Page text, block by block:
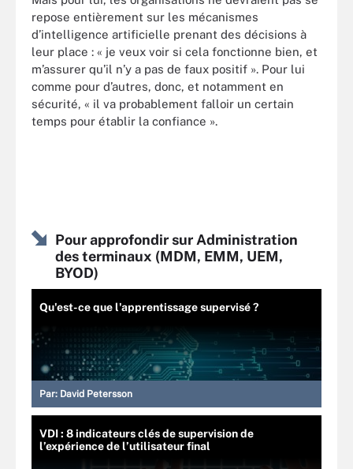
repose entièrement sur les mécanismes
d’intelligence artificielle prenant des décisions à
leur place : « je veux voir si cela fonctionne bien, et
m’assurer qu’il n’y a pas de faux positif ». Pour lui
comme pour d’autres, donc, et notamment en
sécurité, « il va probablement falloir un certain
temps pour établir la confiance ».
Pour approfondir sur Administration
des terminaux (MDM, EMM, UEM,
BYOD)
Qu'est-ce que l'apprentissage supervisé ?
Par: David Petersson
VDI : 8 indicateurs clés de supervision de
l’expérience de l’utilisateur final